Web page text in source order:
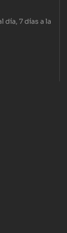
día, 7 días a la